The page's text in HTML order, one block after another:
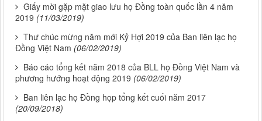
Giấy mời gặp mặt giao lưu họ Đồng toàn quốc lần 4 năm
2019 (11/03/2019)
Thư chúc mừng năm mới Kỷ Hợi 2019 của Ban liên lạc họ
Đồng Việt Nam (06/02/2019)
Báo cáo tổng kết năm 2018 của BLL họ Đồng Việt Nam và
phương hướng hoạt động 2019 (06/02/2019)
Ban liên lạc họ Đồng họp tổng kết cuối năm 2017
(20/09/2018)